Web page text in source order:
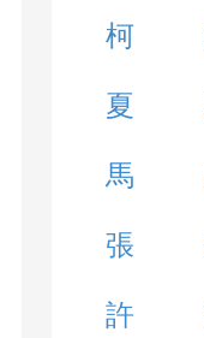
柯
夏
馬
張
許